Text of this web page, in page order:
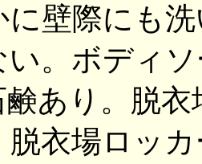
に壁際にも
い。ボディ
鹸あり。脱
脱衣場ロッ